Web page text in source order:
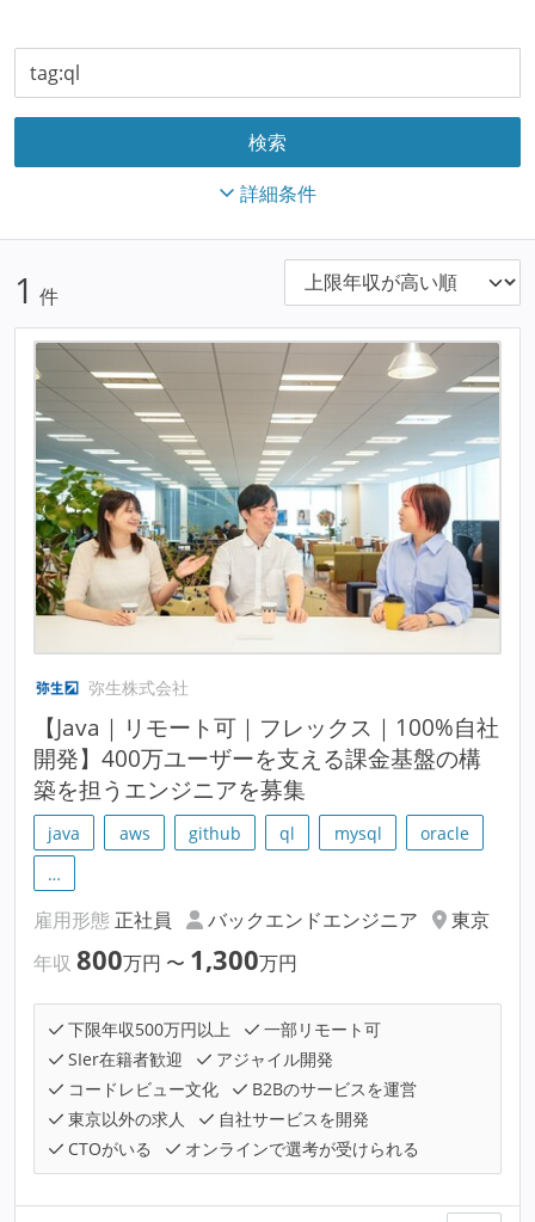
詳細条件
1 件
弥生株式会社
【Java｜リモート可｜フレックス｜100%自社
開発】400万ユーザーを支える課金基盤の構
築を担うエンジニアを募集
java aws github ql mysql
oracle
…
雇用形態 正社員 バックエンドエンジニア
東京
年収 800万円 〜 1,300万円
下限年収500万円以上
一部リモート可
SIer在籍者歓迎
アジャイル開発
コードレビュー文化
B2Bのサービスを運営
東京以外の求人
自社サービスを開発
CTOがいる
オンラインで選考が受けられる